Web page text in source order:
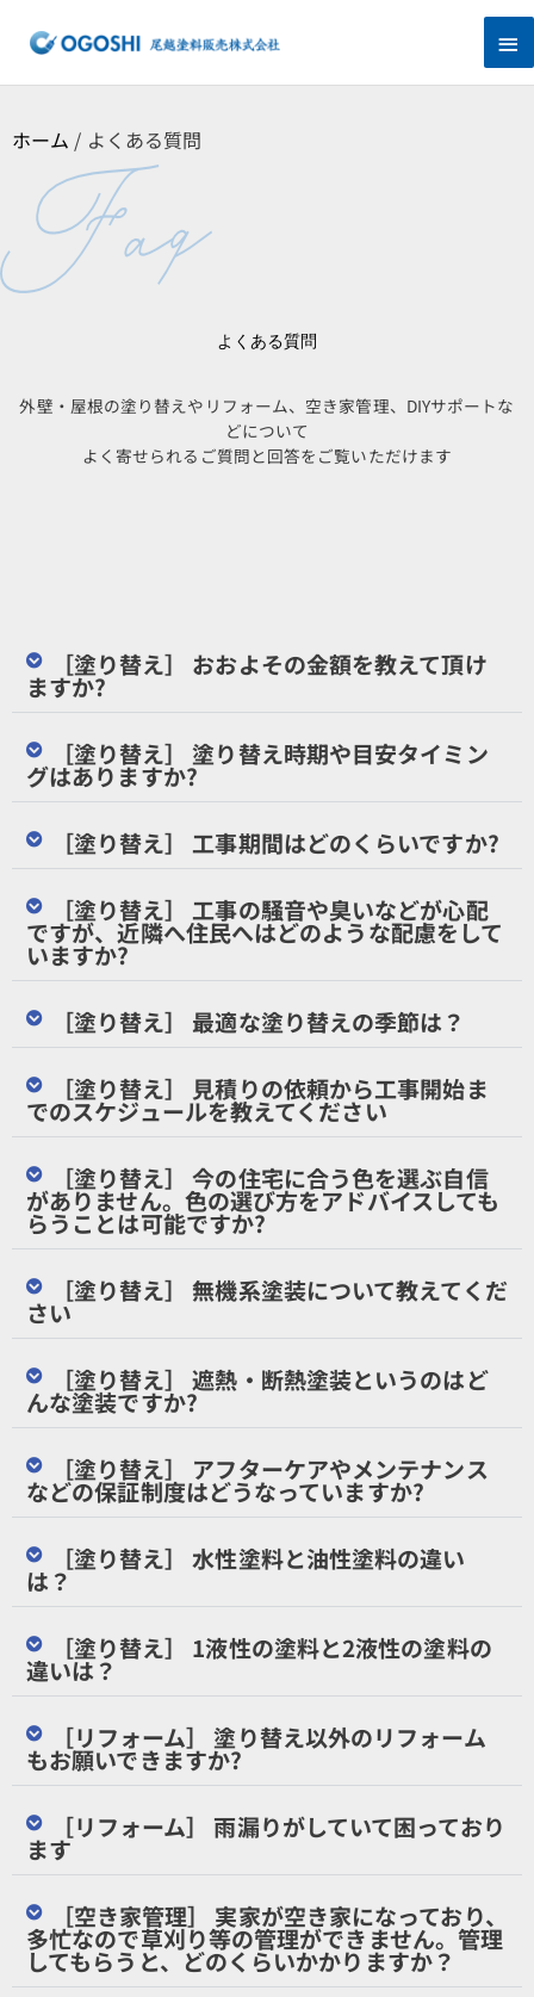
ス
ッ
メ
イ
ホーム / よくある質問
よくある質問
外壁・屋根の塗り替えやリフォーム、空き家管理、DIYサポートな
どについて
よく寄せられるご質問と回答をご覧いただけます
［塗り替え］ おおよその金額を教えて頂け
ますか?
［塗り替え］ 塗り替え時期や目安タイミン
グはありますか?
［塗り替え］ 工事期間はどのくらいですか?
［塗り替え］ 工事の騒音や臭いなどが心配
ですが、近隣へ住民へはどのような配慮をして
いますか?
［塗り替え］ 最適な塗り替えの季節は？
［塗り替え］ 見積りの依頼から工事開始ま
でのスケジュールを教えてください
［塗り替え］ 今の住宅に合う色を選ぶ自信
がありません。色の選び方をアドバイスしても
らうことは可能ですか?
［塗り替え］ 無機系塗装について教えてくだ
さい
［塗り替え］ 遮熱・断熱塗装というのはど
んな塗装ですか?
［塗り替え］ アフターケアやメンテナンス
などの保証制度はどうなっていますか?
［塗り替え］ 水性塗料と油性塗料の違い
は？
［塗り替え］ 1液性の塗料と2液性の塗料の
違いは？
［リフォーム］ 塗り替え以外のリフォーム
もお願いできますか?
［リフォーム］ 雨漏りがしていて困っており
ます
［空き家管理］ 実家が空き家になっており、
多忙なので草刈り等の管理ができません。管理
してもらうと、どのくらいかかりますか？